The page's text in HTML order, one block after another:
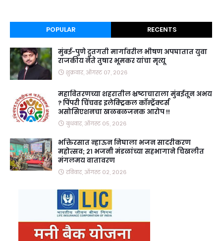
POPULAR RECENTS
मुंबई-पुणे द्रुतगती मार्गावरील भीषण अपघातात युवा
राजकीय नेते तुषार भूमकर यांचा मृत्यू
शुक्रवार, ऑगस्ट ०७, २०२६
महावितरणच्या शहरातील भ्रष्टाचाराला मुंबईतून अभय
? पिंपरी चिंचवड इलेक्ट्रिकल कॉन्ट्रॅक्टर्स
असोसिएशनचा खळबळजनक आरोप !!
बुधवार, ऑगस्ट ०५, २०२६
भक्तिरसात न्हाऊन निघाला भजन सादरीकरण
महोत्सव; २१ भजनी मंडळांच्या सहभागाने चिखलीत
मंगलमय वातावरण
रविवार, ऑगस्ट ०२, २०२६